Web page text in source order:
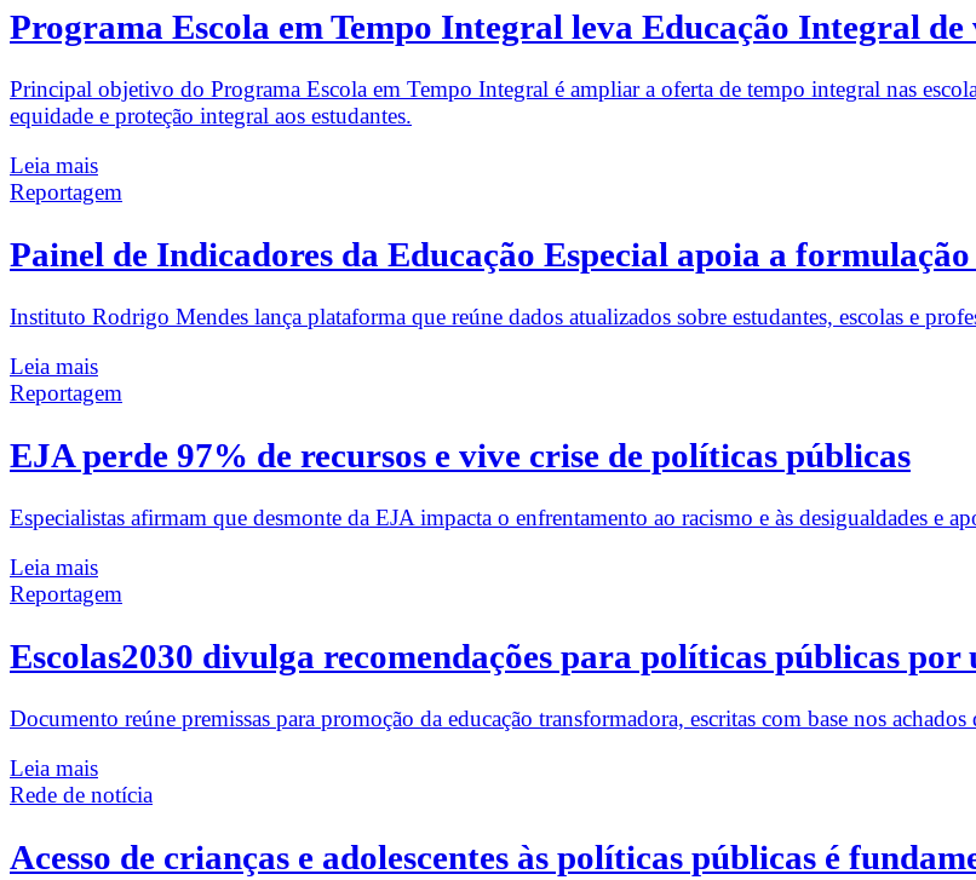
Programa Escola em Tempo Integral leva Educação Integral
Principal objetivo do Programa Escola em Tempo Integral é ampliar a oferta de tempo integral nas
equidade e proteção integral aos estudantes.
Leia mais
Reportagem
Painel de Indicadores da Educação Especial apoia a
Instituto Rodrigo Mendes lança plataforma que reúne dados atualizados sobre estudantes, escolas e
Leia mais
Reportagem
EJA perde 97% de recursos e vive crise de políticas públicas
Especialistas afirmam que desmonte da EJA impacta o enfrentamento ao racismo e às desigualdades e
Leia mais
Reportagem
Escolas2030 divulga recomendações para políticas públicas por
Documento reúne premissas para promoção da educação transformadora, escritas com base nos achados
Leia mais
Rede de notícia
Acesso de crianças e adolescentes às políticas públicas é